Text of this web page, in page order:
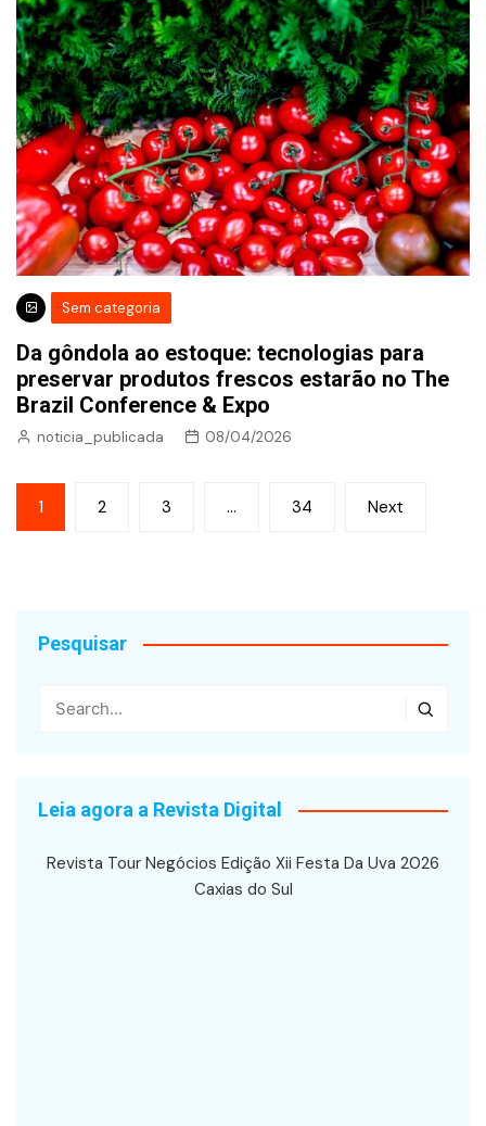
Sem categoria
Da gôndola ao estoque: tecnologias para
preservar produtos frescos estarão no The
Brazil Conference & Expo
noticia_publicada 08/04/2026
Paginação
de
1 2 3 … 34 Next
Pesquisar
Leia agora a Revista Digital
Revista Tour Negócios Edição Xii Festa Da Uva 2026
Caxias do Sul